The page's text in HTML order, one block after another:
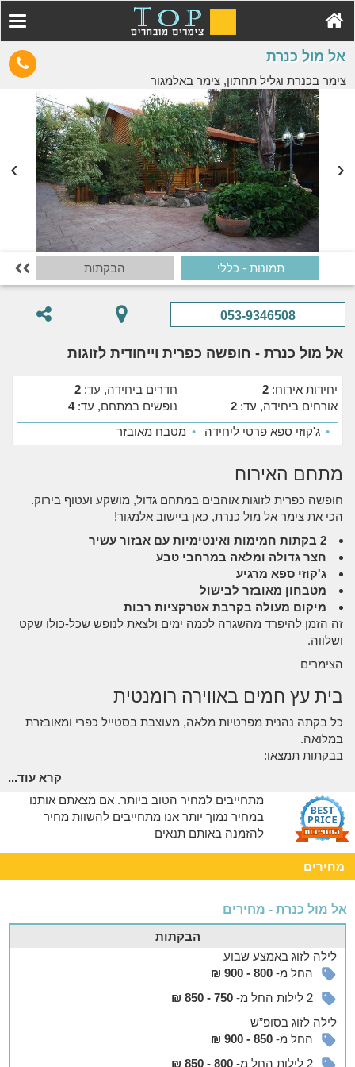
אל מול כנרת
צימר בכנרת וגליל תחתון, צימר באלמגור
תמונות - כללי הבקתות 
053-9346508
אל מול כנרת - חופשה כפרית וייחודית לזוגות
יחידות אירוח: 2 חדרים ביחידה, עד: 2
אורחים ביחידה, עד: 2 נופשים במתחם, עד:4
• ג'קוזי ספא פרטי ליחידה • מטבח מאובזר
מתחם האירוח
חופשה כפרית לזוגות אוהבים במתחם גדול, מושקע ועטוף בירוק.
הכי את צימר אל מול כנרת, כאן ביישוב אלמגור!
2 בקתות חמימות ואינטימיות עם אבזור עשיר
חצר גדולה ומלאה במרחבי טבע
ג'קוזי ספא מרגיע
מטבחון מאובזר לבישול
מיקום מעולה בקרבת אטרקציות רבות
זה הזמן להיפרד מהשגרה לכמה ימים ולצאת לנופש שכל-כולו שקט
ושלווה.
הצימרים
בית עץ חמים באווירה רומנטית
כל בקתה נהנית מפרטיות מלאה, מעוצבת בסטייל כפרי ומאובזרת
במלואה.
בבקתות תמצאו:
מטבחון עם מקרר, מיקרוגל, כיריים, טוסטר, כלי מטבח ופינת
קפה/תה
חדר רחצה עם תחליבי אמבט, מגבות וג'קוזי לאור נרות
פינת ישיבה מול מסך טלוויזיה בלווין
שולחן אוכל זוגי
מרפסת דק נעימה הצופה לגינה
ועוד
המתחם החיצוני עטוף בטבע ירוק ופסטורלי, תוכלו לבלות כאן שעות
עם כוס קפה, יין או ספר טוב.
לרשותכם ג'קוזי ספא מקורה, עמדת ברביקיו, שולחן אוכל, נדנדה
ופינות ישיבה באוויר הצלול.
אפשר להזמין
קרא עוד...
מתחייבים למחיר הטוב ביותר. אם מצאתם אותנו
במחיר נמוך יותר אנו מתחייבים להשוות מחיר
להזמנה באותם תנאים
מחירים
אל מול כנרת - מחירים
הבקתות
לילהלזוג באמצע שבוע
החל מ-800 - 900 ₪
2 לילות החל מ-
750 - 850 ₪
לילהלזוג בסופ”ש
החל מ-850 - 900 ₪
2 לילות החל מ-
800 - 850 ₪